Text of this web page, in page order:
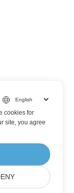
cookies for
site, you agree